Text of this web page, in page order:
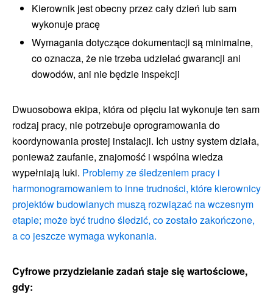
Kierownik jest obecny przez cały dzień lub sam
wykonuje pracę
Wymagania dotyczące dokumentacji są minimalne,
co oznacza, że nie trzeba udzielać gwarancji ani
dowodów, ani nie będzie inspekcji
Dwuosobowa ekipa, która od pięciu lat wykonuje ten sam
rodzaj pracy, nie potrzebuje oprogramowania do
koordynowania prostej instalacji. Ich ustny system działa,
ponieważ zaufanie, znajomość i wspólna wiedza
wypełniają luki. Problemy ze śledzeniem pracy i
harmonogramowaniem to inne trudności, które kierownicy
projektów budowlanych muszą rozwiązać na wczesnym
etapie; może być trudno śledzić, co zostało zakończone,
a co jeszcze wymaga wykonania.
Cyfrowe przydzielanie zadań staje się wartościowe,
gdy: